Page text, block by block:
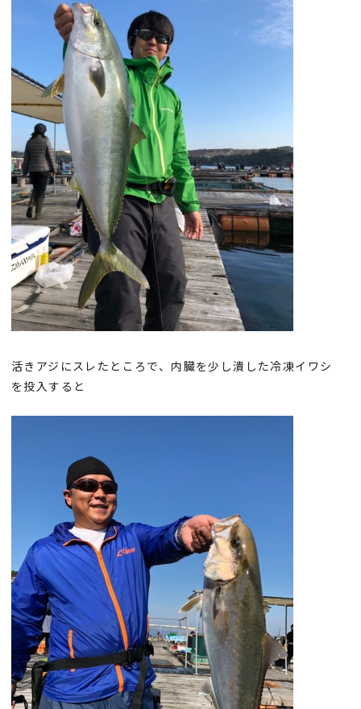
活きアジにスレたところで、内臓を少し潰した冷凍イワシ
を投入すると